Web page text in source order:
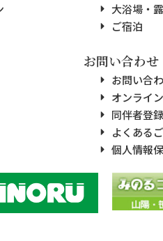
大浴場・
ご宿泊
お問い合わせ
お問い合
オンライ
同伴者登録
よくある
個人情報